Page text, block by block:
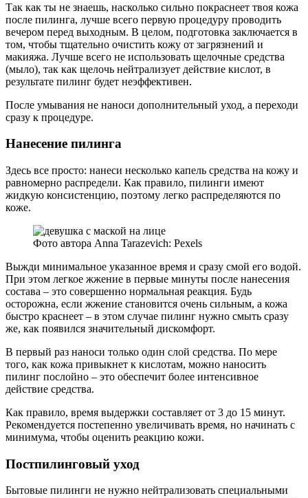
Так как ты не знаешь, насколько сильно покраснеет твоя кожа
после пилинга, лучше всего первую процедуру проводить
вечером перед выходным. В целом, подготовка заключается в
том, чтобы тщательно очистить кожу от загрязнений и
макияжа. Лучше всего не использовать щелочные средства
(мыло), так как щелочь нейтрализует действие кислот, в
результате пилинг будет неэффективен.
После умывания не наноси дополнительный уход, а переходи
сразу к процедуре.
Нанесение пилинга
Здесь все просто: нанеси несколько капель средства на кожу и
равномерно распредели. Как правило, пилинги имеют
жидкую консистенцию, поэтому легко распределяются по
коже.
Фото автора Anna Tarazevich: Pexels
Выжди минимальное указанное время и сразу смой его водой.
При этом легкое жжение в первые минуты после нанесения
состава – это совершенно нормальная реакция. Будь
осторожна, если жжение становится очень сильным, а кожа
быстро краснеет – в этом случае пилинг нужно смыть сразу
же, как появился значительный дискомфорт.
В первый раз наноси только один слой средства. По мере
того, как кожа привыкнет к кислотам, можно наносить
пилинг послойно – это обеспечит более интенсивное
действие средства.
Как правило, время выдержки составляет от 3 до 15 минут.
Рекомендуется постепенно увеличивать время, но начинать с
минимума, чтобы оценить реакцию кожи.
Постпилинговый уход
Бытовые пилинги не нужно нейтрализовать специальными